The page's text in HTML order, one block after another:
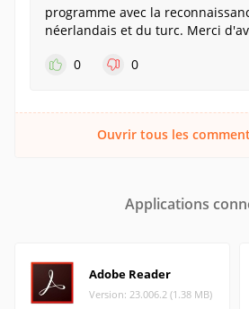
programme avec la
néerlandais et du turc. Merci
0
0
Ouvrir tous les
Applications
Adobe Reader
Version: 23.006.2 (1.38 MB)